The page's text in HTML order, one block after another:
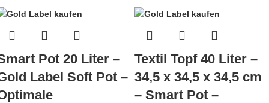
Pot 20 Liter –
Label Soft Pot –
Textil Topf 40 Liter –
34,5 x 34,5 x 34,5 cm
– Smart Pot –